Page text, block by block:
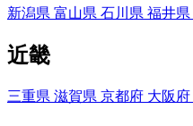
新潟県 富山県 石川県 福井県
近畿
三重県 滋賀県 京都府 大阪府